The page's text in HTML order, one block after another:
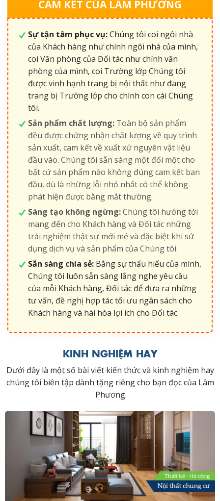
CAM KẾT CỦA LÂM PHƯƠNG
Sự tận tâm phục vụ:Chúng tôi coi ngôi nhà
của Khách hàng như chính ngôi nhà của mình,
coi Văn phòng của Đối tác như chính văn
phòng của mình, coi Trường lớp Chúng tôi
được vinh hạnh trang bị nội thất như đang
trang bị Trường lớp cho chính con cái Chúng
tôi.
Sản phẩm chất lượng: Toàn bộ sản phẩm
đều được chứng nhận chất lượng về quy trình
sản xuất, cam kết về xuất xứ nguyên vật liệu
đầu vào. Chúng tôi sẵn sàng một đổi một cho
bất cứ sản phẩm nào không đúng cam kết ban
đầu, dù là những lỗi nhỏ nhất có thể không
phát hiện được bằng mắt thường.
Sáng tạo không ngừng:Chúng tôi hướng tới
mang đến cho Khách hàng và Đối tác những
trải nghiệm thật sự mới mẻ và đặc biệt khi sử
dụng dịch vụ và sản phẩm của Chúng tôi.
Sẵn sàng chia sẻ: Bằng sự thấu hiểu của mình,
Chúng tôi luôn sẵn sàng lắng nghe yêu cầu
của mỗi Khách hàng, Đối tác để đưa ra những
tư vấn, đề nghị hợp tác tối ưu ngân sách cho
Khách hàng và hài hòa lợi ích cho Đối tác.
KINH NGHIỆM HAY
Dưới đây là một số bài viết kiến thức và kinh nghiệm hay
chúng tôi biên tập dành tặng riêng cho bạn đọc của Lâm
Phương